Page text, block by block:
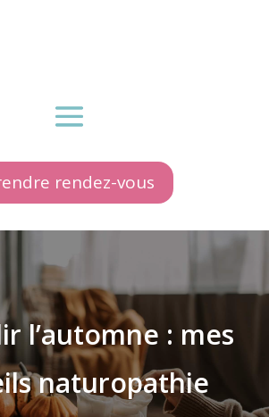
rendez-vous
l’automne : mes
naturopathie